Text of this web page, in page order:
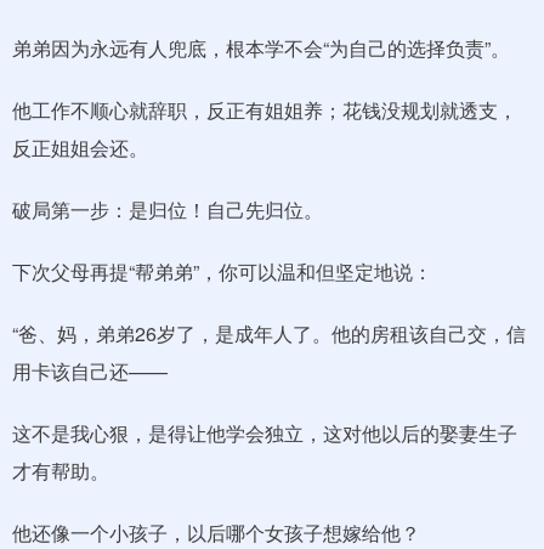
弟弟因为永远有人兜底，根本学不会“为自己的选择负责”。
他工作不顺心就辞职，反正有姐姐养；花钱没规划就透支，
反正姐姐会还。
破局第一步：是归位！自己先归位。
下次父母再提“帮弟弟”，你可以温和但坚定地说：
“爸、妈，弟弟26岁了，是成年人了。他的房租该自己交，信
用卡该自己还——
这不是我心狠，是得让他学会独立，这对他以后的娶妻生子
才有帮助。
他还像一个小孩子，以后哪个女孩子想嫁给他？